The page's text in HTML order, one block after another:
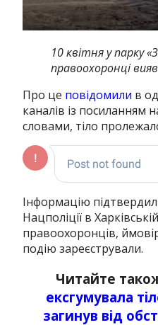
10 квітня у парку
правоохоронці
Про це повідомили в
каналів із посиланням
словами, тіло
Інформацію
Нацполіції в
правоохоронців,
подіюзареєстрували.
Читайте
ексгумувала
загинув від